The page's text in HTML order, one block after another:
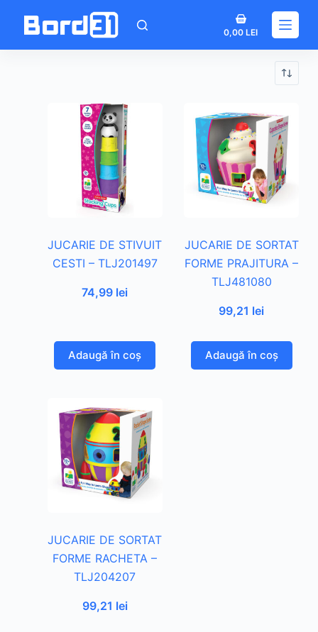
Coș
de
cumpărături
0,00LEI
JUCARIE DE STIVUIT
CESTI – TLJ201497
74,99 lei
Adaugă în coș
JUCARIE DE SORTAT
FORME PRAJITURA –
TLJ481080
99,21 lei
Adaugă în coș
JUCARIE DE SORTAT
FORME RACHETA –
TLJ204207
99,21 lei